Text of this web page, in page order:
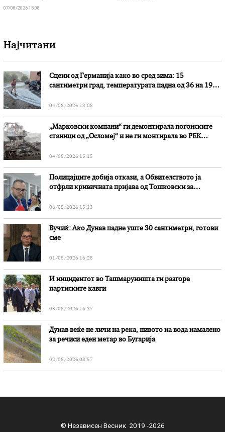
07/08/2026 15:08
Најчитани
Сцени од Германија како во сред зима: 15
сантиметри град, температурата падна од 36 на 19
04/08/2026 13:08
„Марковски компани“ ги демонтирала погонските
станици од „Осломеј“ и не ги монтирала во РЕК
04/08/2026 15:15
Полицајците добија откази, а Обвителството ја
отфрли кривичната пријава од Тошковски за
06/08/2026 15:13
Вучиќ: Ако Дунав падне уште 30 сантиметри, готови
сме
01/08/2026 16:28
И инцидентот во Ташмаруништa ги разгоре
партиските кавги
03/08/2026 16:37
Дунав веќе не личи на река, нивото на вода намалено
за речиси еден метар во Бугарија
02/08/2026 08:57
© Независен Весник 2019 -2026